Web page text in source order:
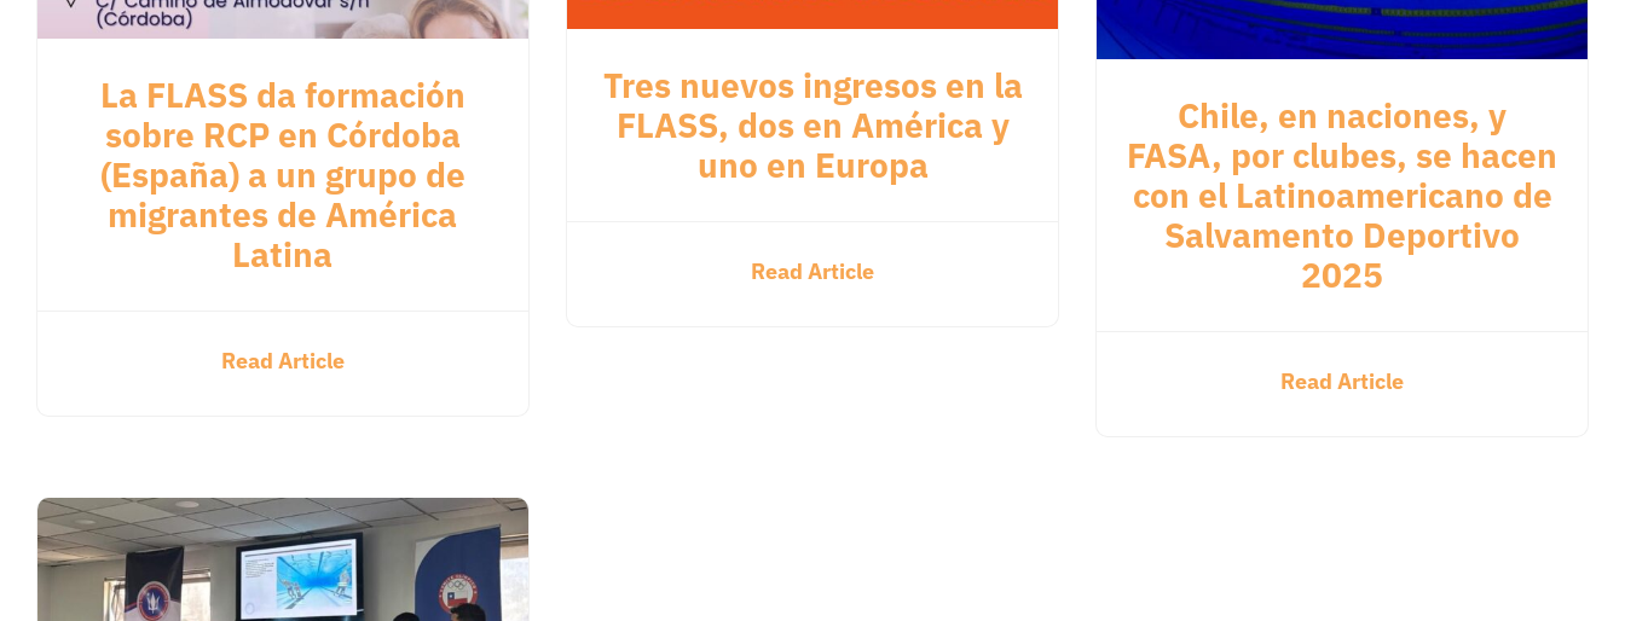
La FLASS da formación
sobre RCP en Córdoba
(España) a un grupo de
migrantes de América
Latina
Read Article
Tres nuevos ingresos en la
FLASS, dos en América y
uno en Europa
Read Article
Chile, en naciones, y
FASA, por clubes, se hacen
con el Latinoamericano de
Salvamento Deportivo
2025
Read Article